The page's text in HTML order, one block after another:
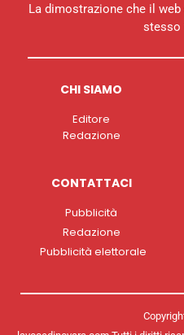
La dimostrazione che il
stesso
CHI SIAMO
Editore
Redazione
CONTATTACI
Pubblicità
Redazione
Pubblicità elettorale